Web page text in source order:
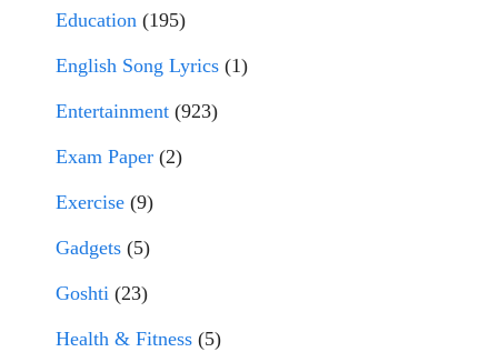
Education (195)
English Song Lyrics (1)
Entertainment (923)
Exam Paper (2)
Exercise (9)
Gadgets (5)
Goshti (23)
Health & Fitness (5)